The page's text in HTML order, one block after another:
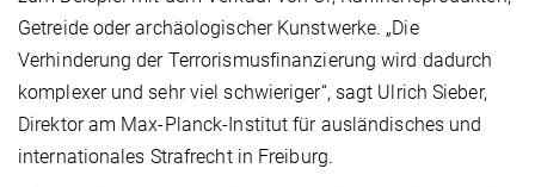
Getreide oder archäologischer Kunstwerke. „Die
Verhinderung der Terrorismusfinanzierung wird dadurch
komplexer und sehr viel schwieriger“, sagt Ulrich Sieber,
Direktor am Max-Planck-Institut für ausländisches und
internationales Strafrecht in Freiburg.